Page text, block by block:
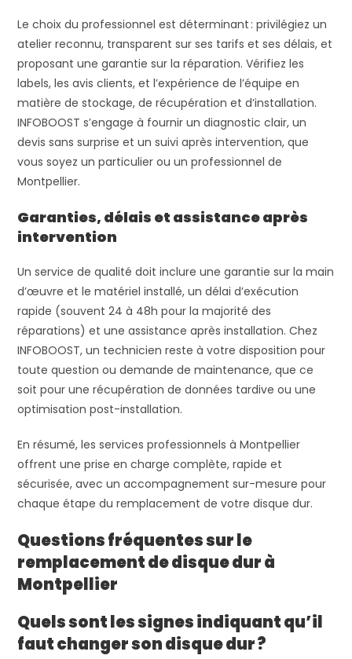
Le choix du professionnel est déterminant : privilégiez un
atelier reconnu, transparent sur ses tarifs et ses délais, et
proposant une garantie sur la réparation. Vérifiez les
labels, les avis clients, et l’expérience de l’équipe en
matière de stockage, de récupération et d’installation.
INFOBOOST s’engage à fournir un diagnostic clair, un
devis sans surprise et un suivi après intervention, que
vous soyez un particulier ou un professionnel de
Montpellier.
Garanties, délais et assistance après
intervention
Un service de qualité doit inclure une garantie sur la main
d’œuvre et le matériel installé, un délai d’exécution
rapide (souvent 24 à 48h pour la majorité des
réparations) et une assistance après installation. Chez
INFOBOOST, un technicien reste à votre disposition pour
toute question ou demande de maintenance, que ce
soit pour une récupération de données tardive ou une
optimisation post-installation.
En résumé, les services professionnels à Montpellier
offrent une prise en charge complète, rapide et
sécurisée, avec un accompagnement sur-mesure pour
chaque étape du remplacement de votre disque dur.
Questions fréquentes sur le
remplacement de disque dur à
Montpellier
Quels sont les signes indiquant qu’il
faut changer son disque dur ?